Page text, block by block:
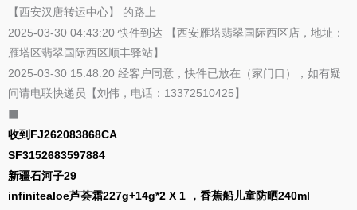
【西安汉唐转运中心】 的路上
2025-03-30 04:43:20 快件到达 【西安雁塔翡翠国际西区店，地址：
雁塔区翡翠国际西区顺丰驿站】
2025-03-30 15:48:20 经客户同意，快件已放在（家门口），如有疑
问请电联快递员【刘伟，电话：13372510425】
收到FJ262083868CA
SF3152683597884
新疆石河子29
infinitealoe芦荟霜227g+14g*2 X 1 ，香蕉船儿童防晒240ml